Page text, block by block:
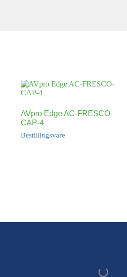
AVpro Edge AC-FRESCO-
CAP-4
Bestillingsvare